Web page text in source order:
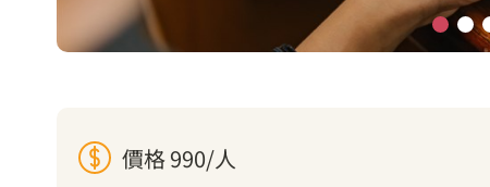
價格 990/人